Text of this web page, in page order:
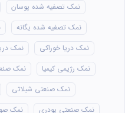
نمک تصفیه شده پوسان
نمک تصفیه شده یگانه
نمک دریا خوراکی
نمک
نمک رژیمی کیمیا
نمک
نمک صنعتی شیلاتی
نمک صنعتی پودری
نمک